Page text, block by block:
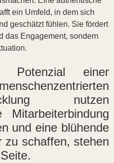
ein Umfeld, in dem sich
geschätzt fühlen. Sie fördert
das Engagement, sondern
einer
nutzen
und eine blühende
zu schaffen, stehen